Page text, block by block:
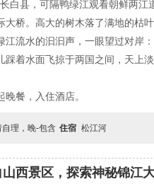
白县，可隔鸭绿江观看朝鲜两
大桥。高大的树木落了满地的枯
江流水的汩汩声，一眼望过对岸
踩着水面飞掠于两国之间，天上
餐，入住酒店。
理，晚-包含 住宿 松江河
西景区，探索神秘锦江